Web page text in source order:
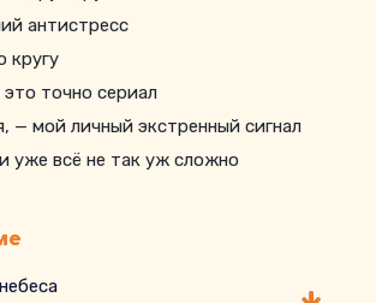
антистресс
кругу
точно сериал
— мой личный экстренный сигнал
уже всё не так уж сложно